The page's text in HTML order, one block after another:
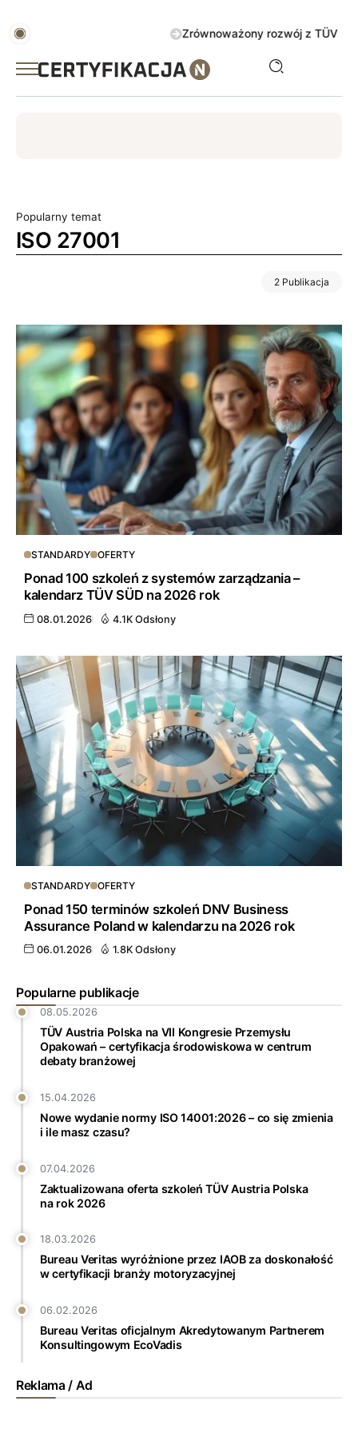
Zrównoważony rozwój z TÜV
Popularny temat
ISO 27001
2 Publikacja
Popularne publikacje
08.05.2026
TÜV Austria Polska na VII Kongresie Przemysłu
Opakowań – certyfikacja środowiskowa w centrum
debaty branżowej
15.04.2026
Nowe wydanie normy ISO 14001:2026 – co się zmienia
i ile masz czasu?
07.04.2026
Zaktualizowana oferta szkoleń TÜV Austria Polska
na rok 2026
18.03.2026
Bureau Veritas wyróżnione przez IAOB za doskonałość
w certyfikacji branży motoryzacyjnej
06.02.2026
Bureau Veritas oficjalnym Akredytowanym Partnerem
Konsultingowym EcoVadis
Reklama / Ad
STANDARDY OFERTY
Ponad 100 szkoleń z systemów zarządzania –
kalendarz TÜV SÜD na 2026 rok
08.01.2026 4.1K Odsłony
STANDARDY OFERTY
Ponad 150 terminów szkoleń DNV Business
Assurance Poland w kalendarzu na 2026 rok
06.01.2026 1.8K Odsłony